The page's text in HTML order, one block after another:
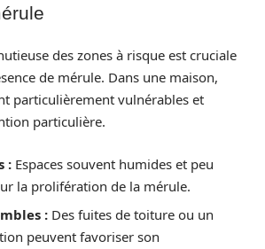
des zones à risque est cruciale
de mérule. Dans une maison,
particulièrement vulnérables et
particulière.
: Espaces souvent humides et peu
la prolifération de la mérule.
: Des fuites de toiture ou un
peuvent favoriser son